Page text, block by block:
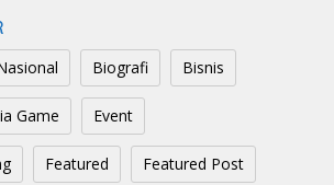
Biografi Bisnis
Game Event
Featured Featured Post